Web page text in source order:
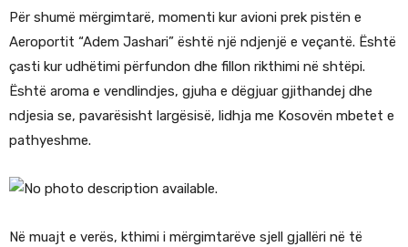
Për shumë mërgimtarë, momenti kur avioni prek pistën e
Aeroportit “Adem Jashari” është një ndjenjë e veçantë. Është
çasti kur udhëtimi përfundon dhe fillon rikthimi në shtëpi.
Është aroma e vendlindjes, gjuha e dëgjuar gjithandej dhe
ndjesia se, pavarësisht largësisë, lidhja me Kosovën mbetet e
pathyeshme.
Në muajt e verës, kthimi i mërgimtarëve sjell gjallëri në të